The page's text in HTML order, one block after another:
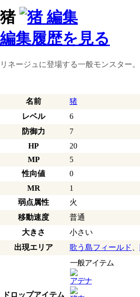
猪
編集履歴を見る
リネージュに登場する一般モンスター。
名前
猪
レベル
6
防御力
7
HP
20
MP
5
性向値
0
MR
1
弱点属性
火
移動速度
普通
大きさ
小さい
出現エリア
歌う島フィールド
ドロップアイテム
一般アイテム
アデナ